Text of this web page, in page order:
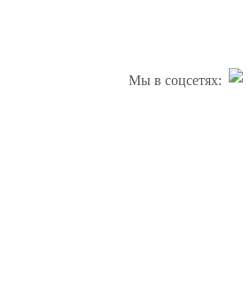
Мы в соцсетях: